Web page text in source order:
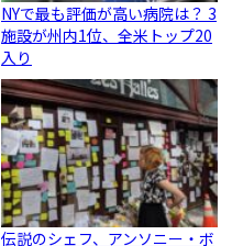
NYで最も評価が高い病院は？ 3
施設が州内1位、全米トップ20
入り
伝説のシェフ、アンソニー・ボ